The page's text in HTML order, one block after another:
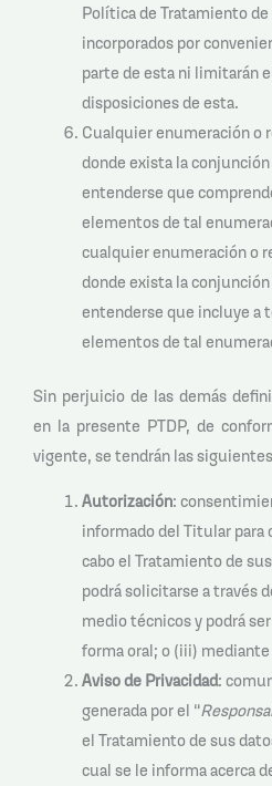
Política de Tratamiento
incorporados por
parte de esta ni limitarán
disposiciones de esta.
Cualquier enumeración o
donde exista la
entenderse que
elementos de tal
cualquier enumeración o
donde exista la
entenderse que incluye a
elementos de tal
Sin perjuicio de las demás
en la presente PTDP, de
vigente, se tendrán las
Autorización:
informado del Titular para
cabo el Tratamiento de
podrá solicitarse a través
medio técnicos y podrá
forma oral; o (iii)
Aviso de Privacidad:
generada por el “
el Tratamiento de sus
cual se le informa acerca